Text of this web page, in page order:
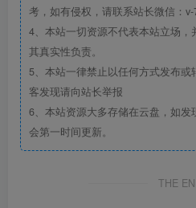
考，如有侵权，请联系站长微信：v-
4、本站一切资源不代表本站立场
其真实性负责。
5、本站一律禁止以任何方式发布
客发现请向站长举报
6、本站资源大多存储在云盘，如
会第一时间更新。
THE